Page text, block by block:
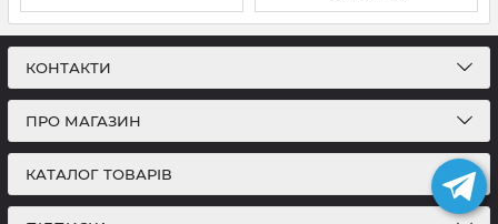
КОНТАКТИ
ПРО МАГАЗИН
КАТАЛОГ ТОВАРІВ